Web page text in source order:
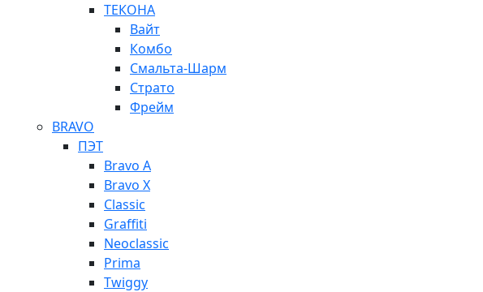
ТЕКОНА
Вайт
Комбо
Смальта-Шарм
Страто
Фрейм
BRAVO
ПЭТ
Bravo A
Bravo X
Classic
Graffiti
Neoclassic
Prima
Twiggy